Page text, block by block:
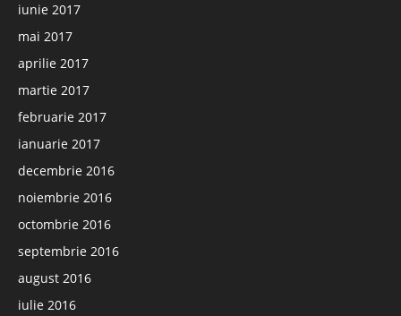
iunie 2017
mai 2017
aprilie 2017
martie 2017
februarie 2017
ianuarie 2017
decembrie 2016
noiembrie 2016
octombrie 2016
septembrie 2016
august 2016
iulie 2016